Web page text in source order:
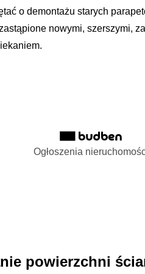
o demontażu starych
nowymi, szerszymi,
Ogłoszenia
powierzchni